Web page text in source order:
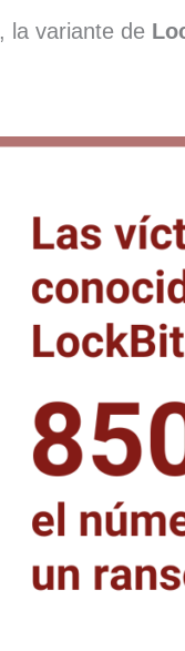
, la variante de